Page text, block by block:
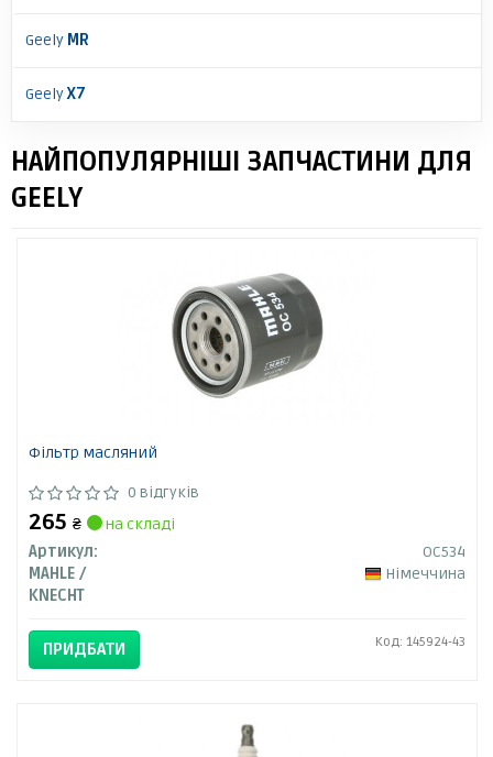
Geely MR
GeelyX7
НАЙПОПУЛЯРНІШІ ЗАПЧАСТИНИ ДЛЯ
GEELY
Фільтр масляний
0 відгуків
265 ₴
на складі
Артикул:
OC534
MAHLE /
KNECHT
Німеччина
ПРИДБАТИ Код: 145924-43